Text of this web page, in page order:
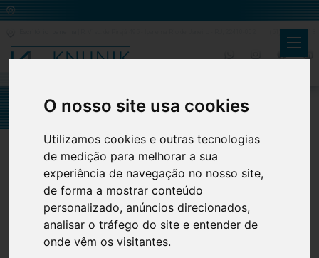
O nosso site usa cookies
Utilizamos cookies e outras tecnologias
de medição para melhorar a sua
experiência de navegação no nosso site,
de forma a mostrar conteúdo
personalizado, anúncios direcionados,
analisar o tráfego do site e entender de
onde vêm os visitantes.
Recuperação
Judicial e Falências
O fim das atividades de uma empresa pode provocar impactos
na vida das pessoas físicas, sejam elas funcionárias, clientes
ou contratantes da empresa, sendo a recuperação judicial e/ou
falência uma situação que deve ser analisada por profissionais
com comprovada experiência na área para averiguar se os
direitos estão sendo preservados.